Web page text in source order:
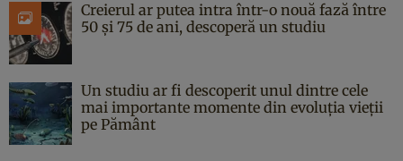
Creierul ar putea intra într-o nouă fază între
50 și 75 de ani, descoperă un studiu
Un studiu ar fi descoperit unul dintre cele
mai importante momente din evoluția vieții
pe Pământ